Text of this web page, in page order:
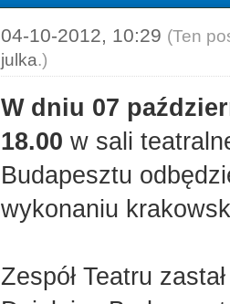
04-10-2012, 10:29 (Ten
julka.)
W dniu 07
18.00 w sali
Budapesztu
wykonaniu
Zespół Teatru